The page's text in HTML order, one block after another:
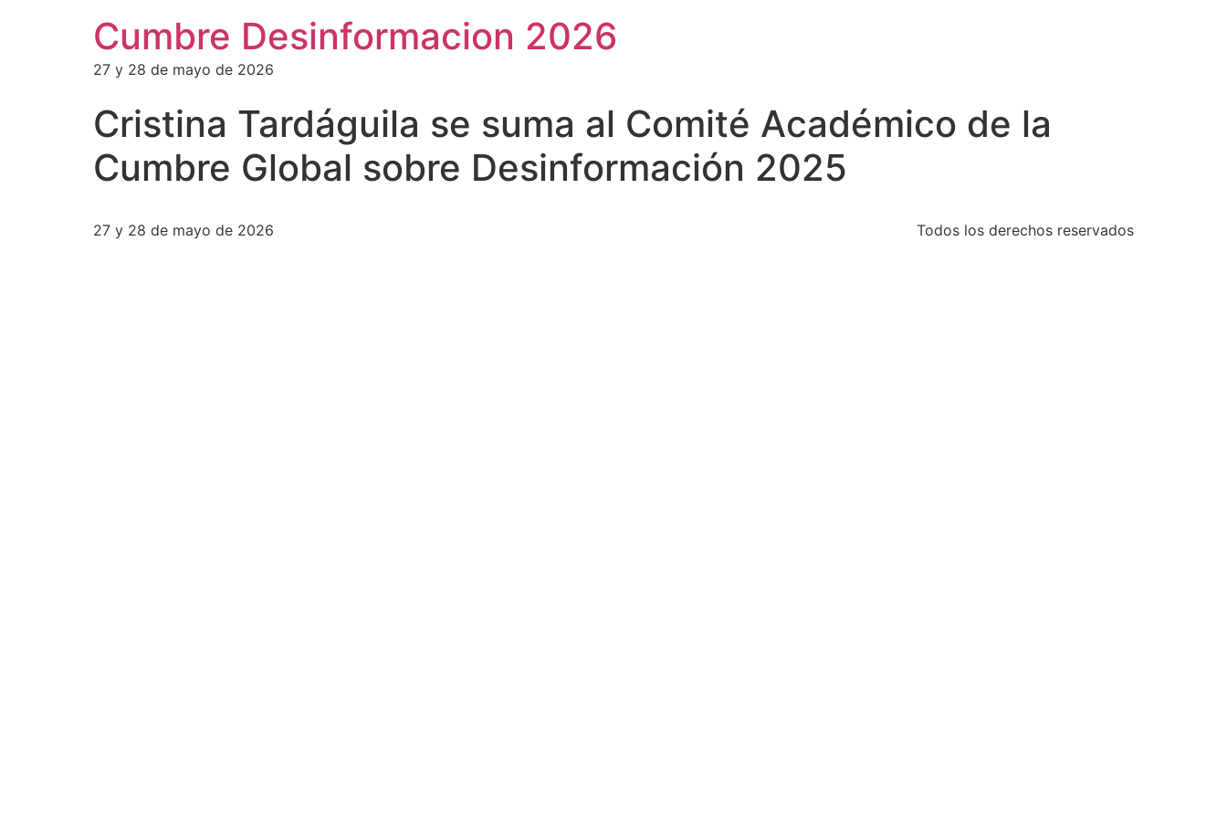
Cumbre Desinformacion 2026
27 y 28 de mayo de 2026
Cristina Tardáguila se suma al Comité Académico de la
Cumbre Global sobre Desinformación 2025
27 y 28 de mayo de 2026 Todos los derechos reservados